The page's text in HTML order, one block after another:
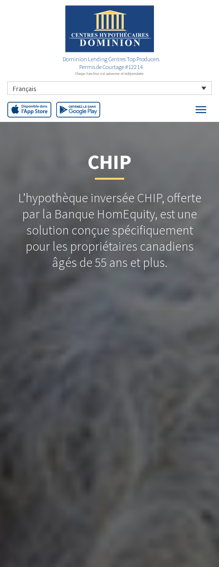
Dominion Lending Centres Top Producers
Permis de Courtage #12214
Chaque franchise est autonome et indépendante
Français
CHIP
L’hypothèque inversée CHIP, offerte
par la Banque HomEquity, est une
solution conçue spécifiquement
pour les propriétaires canadiens
âgés de 55 ans et plus.